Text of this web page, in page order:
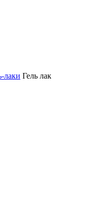
лаки Гель лак